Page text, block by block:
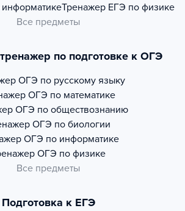
Тренажер ЕГЭ по физике
Все предметы
по подготовке к ОГЭ
ОГЭ по русскому языку
ОГЭ по математике
ОГЭ по обществознанию
ОГЭ по биологии
ОГЭ по информатике
ОГЭ по физике
Все предметы
Подготовка к ЕГЭ